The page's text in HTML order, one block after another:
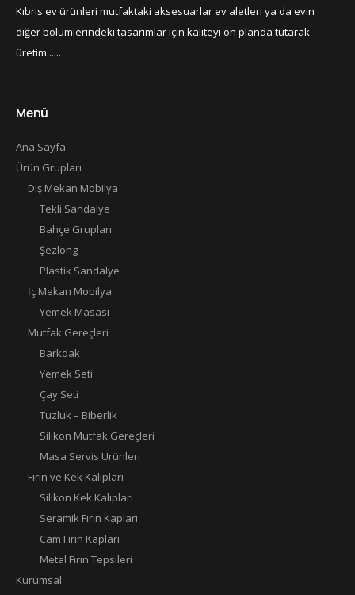
Kıbrıs ev ürünleri mutfaktaki aksesuarlar ev aletleri ya da evin
diğer bölümlerindeki tasarımlar için kaliteyi ön planda tutarak
üretim......
Menü
Ana Sayfa
Ürün Grupları
Dış Mekan Mobilya
Tekli Sandalye
Bahçe Grupları
Şezlong
Plastik Sandalye
İç Mekan Mobilya
Yemek Masası
Mutfak Gereçleri
Barkdak
Yemek Seti
Çay Seti
Tuzluk – Biberlik
Silikon Mutfak Gereçleri
Masa Servis Ürünleri
Fırın ve Kek Kalıpları
Silikon Kek Kalıpları
Seramik Fırın Kapları
Cam Fırın Kapları
Metal Fırın Tepsileri
Kurumsal